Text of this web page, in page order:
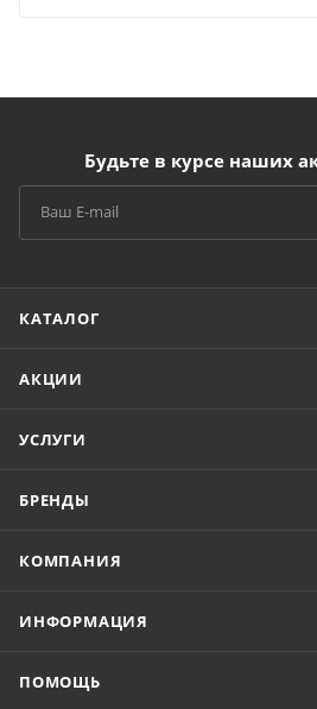
Будьте в курсе наших
КАТАЛОГ
АКЦИИ
УСЛУГИ
БРЕНДЫ
КОМПАНИЯ
ИНФОРМАЦИЯ
ПОМОЩЬ